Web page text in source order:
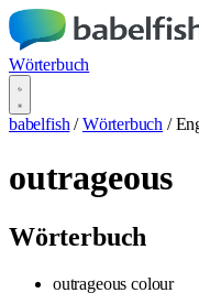
Wörterbuch
babelfish / Wörterbuch /
outrageous
Wörterbuch
outrageous colour